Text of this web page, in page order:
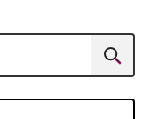
Suchen